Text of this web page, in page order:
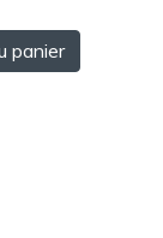
panier